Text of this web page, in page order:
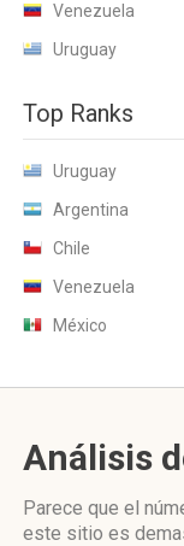
Venezuela
Uruguay
Top Ranks
Uruguay
Argentina
Chile
Venezuela
México
Análisis
Parece que el
este sitio es